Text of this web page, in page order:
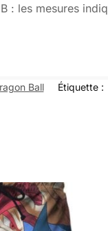
: les mesures
Ball Étiquette :